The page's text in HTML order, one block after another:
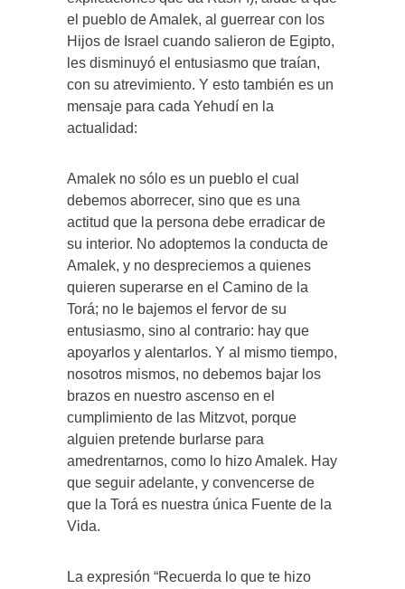
el pueblo de Amalek, al guerrear con los
Hijos de Israel cuando salieron de Egipto,
les disminuyó el entusiasmo que traían,
con su atrevimiento. Y esto también es un
mensaje para cada Yehudí en la
actualidad:
Amalek no sólo es un pueblo el cual
debemos aborrecer, sino que es una
actitud que la persona debe erradicar de
su interior. No adoptemos la conducta de
Amalek, y no despreciemos a quienes
quieren superarse en el Camino de la
Torá; no le bajemos el fervor de su
entusiasmo, sino al contrario: hay que
apoyarlos y alentarlos. Y al mismo tiempo,
nosotros mismos, no debemos bajar los
brazos en nuestro ascenso en el
cumplimiento de las Mitzvot, porque
alguien pretende burlarse para
amedrentarnos, como lo hizo Amalek. Hay
que seguir adelante, y convencerse de
que la Torá es nuestra única Fuente de la
Vida.
La expresión “Recuerda lo que te hizo